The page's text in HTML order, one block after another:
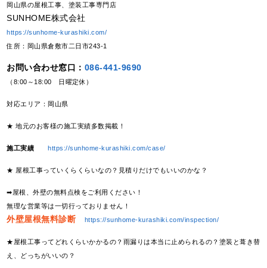
岡山県の屋根工事、塗装工事専門店
SUNHOME株式会社
https://sunhome-kurashiki.com/
住所：岡山県倉敷市二日市243-1
お問い合わせ窓口： 086-441-9690
（8:00～18:00 日曜定休）
対応エリア：岡山県
★ 地元のお客様の施工実績多数掲載！
施工実績 https://sunhome-kurashiki.com/case/
★ 屋根工事っていくらくらいなの？見積りだけでもいいのかな？
➡屋根、外壁の無料点検をご利用ください！
無理な営業等は一切行っておりません！
外壁屋根無料診断 https://sunhome-kurashiki.com/inspection/
★屋根工事ってどれくらいかかるの？雨漏りは本当に止められるの？塗装と葺き替
え、どっちがいいの？